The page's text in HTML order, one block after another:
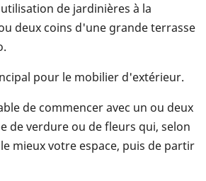
de jardinières à la
deux coins d'une grande terrasse
pour le mobilier d'extérieur.
de commencer avec un ou deux
de verdure ou de fleurs qui, selon
mieux votre espace, puis de partir